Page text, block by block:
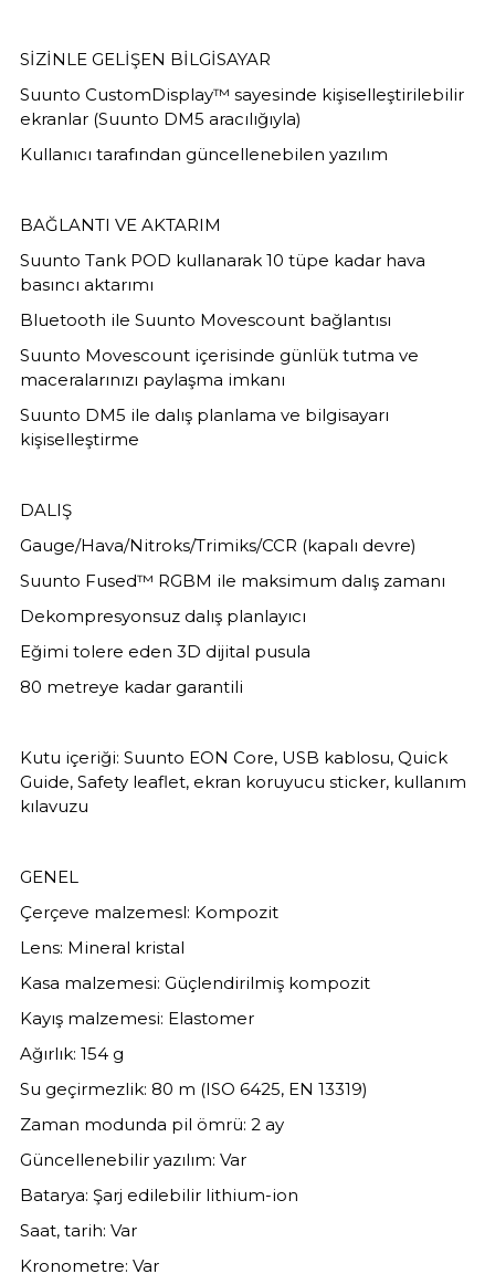
SİZİNLE GELİŞEN BİLGİSAYAR
Suunto CustomDisplay™ sayesinde kişiselleştirilebilir
ekranlar (Suunto DM5 aracılığıyla)
Kullanıcı tarafından güncellenebilen yazılım
BAĞLANTI VE AKTARIM
Suunto Tank POD kullanarak 10 tüpe kadar hava
basıncı aktarımı
Bluetooth ile Suunto Movescount bağlantısı
Suunto Movescount içerisinde günlük tutma ve
maceralarınızı paylaşma imkanı
Suunto DM5 ile dalış planlama ve bilgisayarı
kişiselleştirme
DALIŞ
Gauge/Hava/Nitroks/Trimiks/CCR (kapalı devre)
Suunto Fused™ RGBM ile maksimum dalış zamanı
Dekompresyonsuz dalış planlayıcı
Eğimi tolere eden 3D dijital pusula
80 metreye kadar garantili
Kutu içeriği: Suunto EON Core, USB kablosu, Quick
Guide, Safety leaflet, ekran koruyucu sticker, kullanım
kılavuzu
GENEL
Çerçeve malzemesl: Kompozit
Lens: Mineral kristal
Kasa malzemesi: Güçlendirilmiş kompozit
Kayış malzemesi: Elastomer
Ağırlık: 154 g
Su geçirmezlik: 80 m (ISO 6425, EN 13319)
Zaman modunda pil ömrü: 2 ay
Güncellenebilir yazılım: Var
Batarya: Şarj edilebilir lithium-ion
Saat, tarih: Var
Kronometre: Var